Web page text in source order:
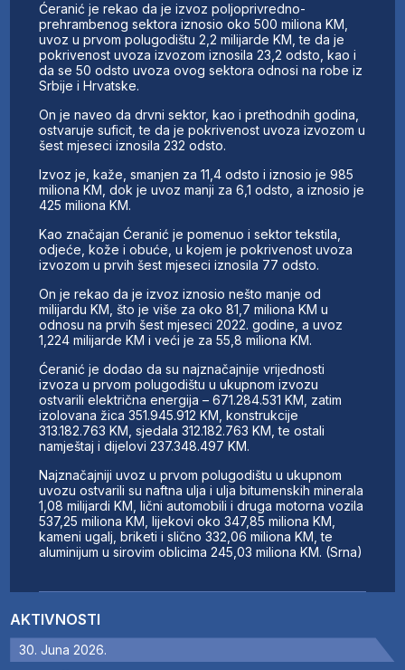
AKTIVNOSTI
30. Juna 2026.
Ćeranić je rekao da je izvoz poljoprivredno-
prehrambenog sektora iznosio oko 500 miliona KM,
uvoz u prvom polugodištu 2,2 milijarde KM, te da je
pokrivenost uvoza izvozom iznosila 23,2 odsto, kao i
da se 50 odsto uvoza ovog sektora odnosi na robe iz
Srbije i Hrvatske.
On je naveo da drvni sektor, kao i prethodnih godina,
ostvaruje suficit, te da je pokrivenost uvoza izvozom u
šest mjeseci iznosila 232 odsto.
Izvoz je, kaže, smanjen za 11,4 odsto i iznosio je 985
miliona KM, dok je uvoz manji za 6,1 odsto, a iznosio je
425 miliona KM.
Kao značajan Ćeranić je pomenuo i sektor tekstila,
odjeće, kože i obuće, u kojem je pokrivenost uvoza
izvozom u prvih šest mjeseci iznosila 77 odsto.
On je rekao da je izvoz iznosio nešto manje od
milijardu KM, što je više za oko 81,7 miliona KM u
odnosu na prvih šest mjeseci 2022. godine, a uvoz
1,224 milijarde KM i veći je za 55,8 miliona KM.
Ćeranić je dodao da su najznačajnije vrijednosti
izvoza u prvom polugodištu u ukupnom izvozu
ostvarili električna energija – 671.284.531 KM, zatim
izolovana žica 351.945.912 KM, konstrukcije
313.182.763 KM, sjedala 312.182.763 KM, te ostali
namještaj i dijelovi 237.348.497 KM.
Najznačajniji uvoz u prvom polugodištu u ukupnom
uvozu ostvarili su naftna ulja i ulja bitumenskih minerala
1,08 milijardi KM, lični automobili i druga motorna vozila
537,25 miliona KM, lijekovi oko 347,85 miliona KM,
kameni ugalj, briketi i slično 332,06 miliona KM, te
aluminijum u sirovim oblicima 245,03 miliona KM. (Srna)